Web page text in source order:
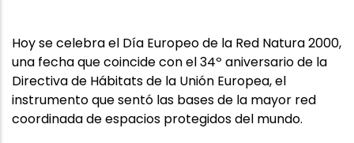
Hoy se celebra el Día Europeo de la Red Natura 2000,
una fecha que coincide con el 34º aniversario de la
Directiva de Hábitats de la Unión Europea, el
instrumento que sentó las bases de la mayor red
coordinada de espacios protegidos del mundo.